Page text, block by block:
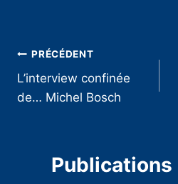
Navigation
de
PRÉCÉDENT
L’interview confinée
de… Michel Bosch
Publications